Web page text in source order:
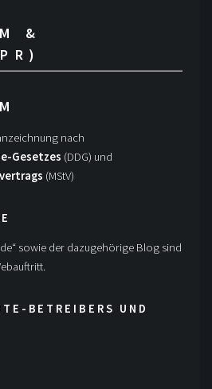
&
nach
Gesetzes (DDG) und
(MStV)
sowie der dazugehörige Blog sind
BETREIBERS UND